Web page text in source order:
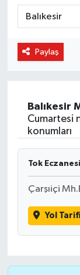
Paylaş
Balıkesir
Cumartesi
konumları
Tok Eczanesi
Çarşıiçi
Yol
Süper Lig
Tüm
Haber